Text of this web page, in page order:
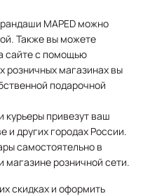
MAPED можно
Также вы можете
сайте с помощью
розничных магазинах вы
подарочной
курьеры привезут ваш
и других городах России.
самостоятельно в
розничной сети.
скидках и оформить